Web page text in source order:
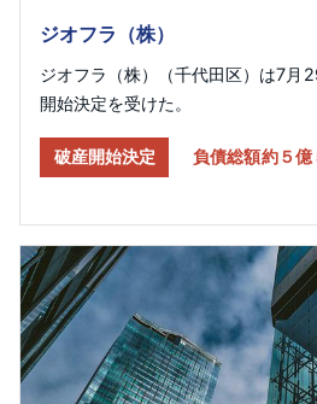
ジオフラ（株）
ジオフラ（株）（千代田区）は7月
開始決定を受けた。
破産開始決定 負債総額約５億